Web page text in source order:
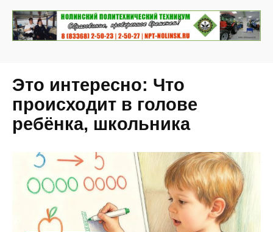
Это интересно: Что
происходит в голове
ребёнка, школьника